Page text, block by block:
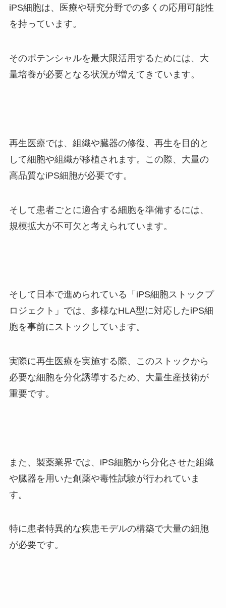
iPS細胞は、医療や研究分野での多くの応用可能性
を持っています。
そのポテンシャルを最大限活用するためには、大
量培養が必要となる状況が増えてきています。
再生医療では、組織や臓器の修復、再生を目的と
して細胞や組織が移植されます。この際、大量の
高品質なiPS細胞が必要です。
そして患者ごとに適合する細胞を準備するには、
規模拡大が不可欠と考えられています。
そして日本で進められている「iPS細胞ストックプ
ロジェクト」では、多様なHLA型に対応したiPS細
胞を事前にストックしています。
実際に再生医療を実施する際、このストックから
必要な細胞を分化誘導するため、大量生産技術が
重要です。
また、製薬業界では、iPS細胞から分化させた組織
や臓器を用いた創薬や毒性試験が行われていま
す。
特に患者特異的な疾患モデルの構築で大量の細胞
が必要です。